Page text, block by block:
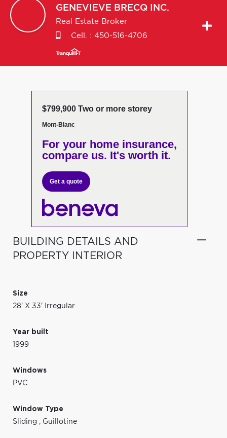
GENEVIEVE BRECQ INC.
Real Estate Broker
Cell. : 450-516-4706
$799,900 Two or more storey
Mont-Blanc
For your home insurance,
compare us. It's worth it.
Get a quote
BUILDING DETAILS AND
PROPERTY INTERIOR
Size
28' X 33' Irregular
Year built
1999
Windows
PVC
Window Type
Sliding , Guillotine